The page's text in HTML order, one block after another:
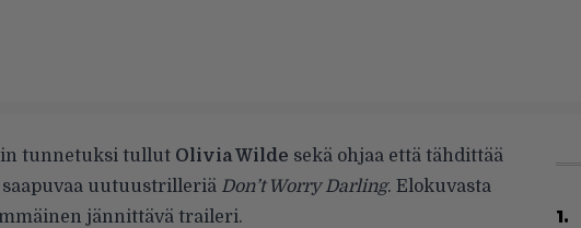
tunnetuksi tullut Olivia Wilde sekä ohjaa että tähdittää
uutuustrilleriä Don’t Worry Darling. Elokuvasta
jännittävä traileri.